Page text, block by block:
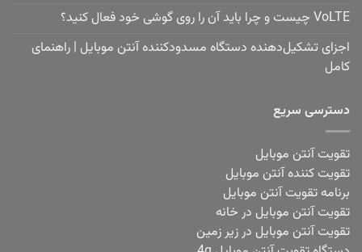
VoLTE چیست و چرا باید آن را روی گوشی خود فعال کنید؟
اجزای تشکیل‌دهنده دستگاه مسدودکننده آنتن موبایل | راهنمای
کامل
دسترسی سریع
تقویت آنتن موبایل
تقویت کننده آنتن موبایل
برنامه تقویت آنتن موبایل
تقویت آنتن موبایل در خانه
تقویت آنتن موبایل در زیر زمین